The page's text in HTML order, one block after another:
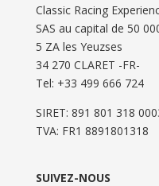
Classic Racing
SAS au capital de 50
5 ZA les Yeuzses
34 270 CLARET -FR-
Tel: ‭+33 499 666 724‬
SIRET: 891 801 318
TVA: FR1 8891801318
SUIVEZ-NOUS